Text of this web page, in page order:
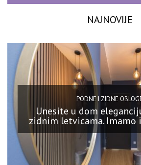
NAJNOVIJE
PODNE I ZIDNE
Unesite u dom
zidnim letvicama. Imamo